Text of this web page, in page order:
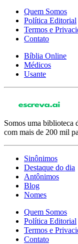
Quem Somos
Política Editorial
Termos e
Contato
Bíblia Online
Médicos
Usante
Somos uma biblioteca
com mais de 200 mil
Sinônimos
Destaque do dia
Antônimos
Blog
Nomes
Quem Somos
Política Editorial
Termos e
Contato